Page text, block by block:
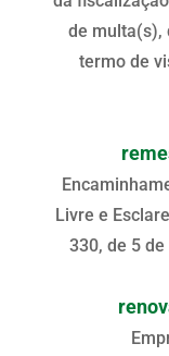
de multa(s),
termo de
Livre e
330, de 5